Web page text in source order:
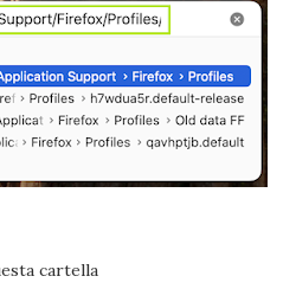
cartella